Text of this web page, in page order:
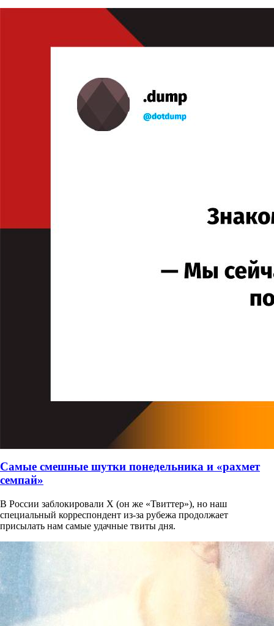
Самые смешные шутки понедельника и «рахмет
семпай»
В России заблокировали X (он же «Твиттер»), но наш
специальный корреспондент из-за рубежа продолжает
присылать нам самые удачные твиты дня.